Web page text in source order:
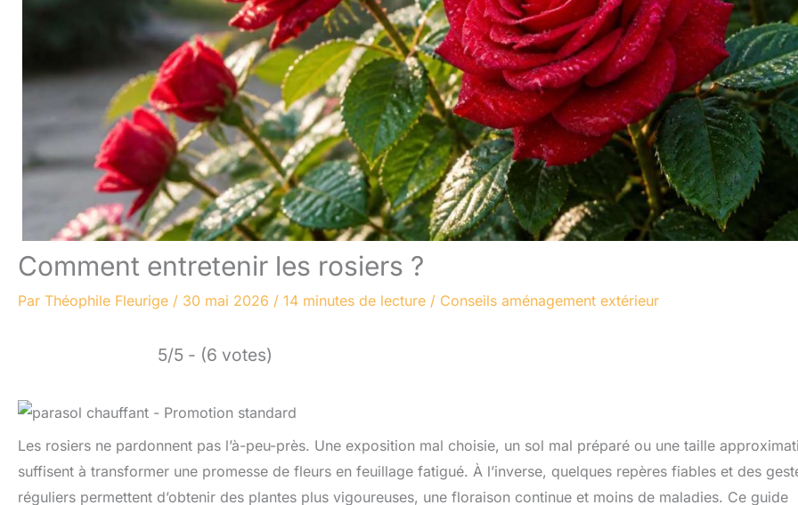
Comment entretenir les rosiers ?
Par Théophile Fleurige / 30 mai 2026 / 14 minutes de lecture / Conseils aménagement extérieur
5/5 - (6 votes)
Les rosiers ne pardonnent pas l’à-peu-près. Une exposition mal choisie, un sol mal préparé ou une taille
suffisent à transformer une promesse de fleurs en feuillage fatigué. À l’inverse, quelques repères fiables et des
réguliers permettent d’obtenir des plantes plus vigoureuses, une floraison continue et moins de maladies. Ce guide